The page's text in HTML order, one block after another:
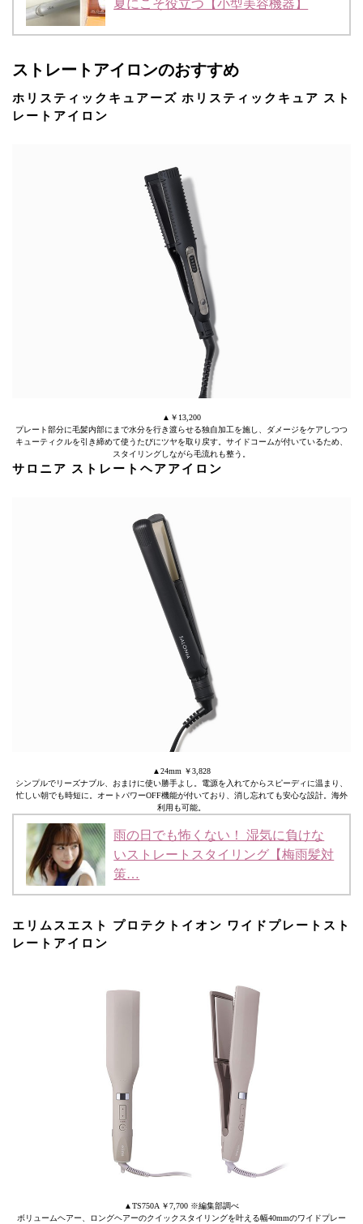
夏にこそ役立つ【小型美容機器】
ストレートアイロンのおすすめ
ホリスティックキュアーズ ホリスティックキュア スト
レートアイロン
▲￥13,200
プレート部分に毛髪内部にまで水分を行き渡らせる独自加工を施し、ダメージをケアしつつ
キューティクルを引き締めて使うたびにツヤを取り戻す。サイドコームが付いているため、
スタイリングしながら毛流れも整う。
サロニア ストレートヘアアイロン
▲24mm ￥3,828
シンプルでリーズナブル、おまけに使い勝手よし。電源を入れてからスピーディに温まり、
忙しい朝でも時短に。オートパワーOFF機能が付いており、消し忘れても安心な設計。海外
利用も可能。
雨の日でも怖くない！ 湿気に負けな
いストレートスタイリング【梅雨髪対
策…
エリムスエスト プロテクトイオン ワイドプレートスト
レートアイロン
▲TS750A ￥7,700 ※編集部調べ
ボリュームヘアー、ロングヘアーのクイックスタイリングを叶える幅40mmのワイドプレー